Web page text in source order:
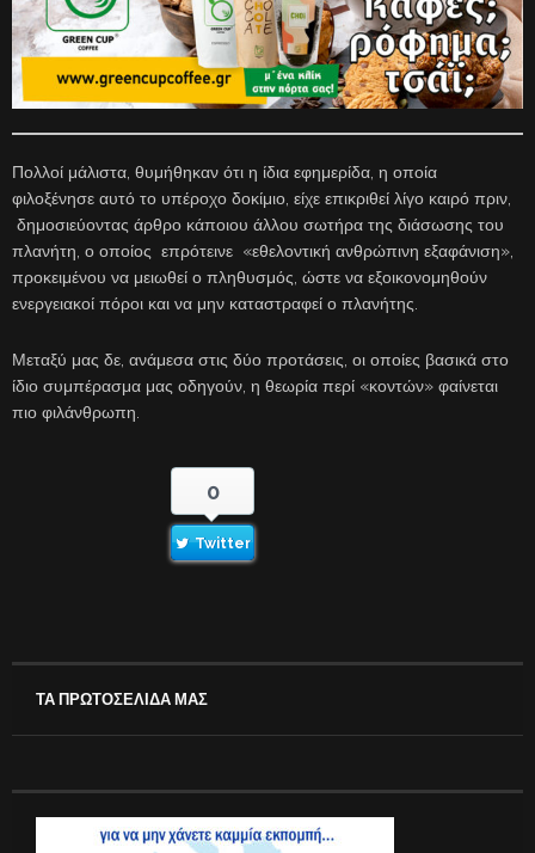
Πολλοί μάλιστα, θυμήθηκαν ότι η ίδια εφημερίδα, η οποία
φιλοξένησε αυτό το υπέροχο δοκίμιο, είχε επικριθεί λίγο καιρό πριν,
δημοσιεύοντας άρθρο κάποιου άλλου σωτήρα της διάσωσης του
πλανήτη, ο οποίος επρότεινε «εθελοντική ανθρώπινη εξαφάνιση»,
προκειμένου να μειωθεί ο πληθυσμός, ώστε να εξοικονομηθούν
ενεργειακοί πόροι και να μην καταστραφεί ο πλανήτης.
Μεταξύ μας δε, ανάμεσα στις δύο προτάσεις, οι οποίες βασικά στο
ίδιο συμπέρασμα μας οδηγούν, η θεωρία περί «κοντών» φαίνεται
πιο φιλάνθρωπη.
0
Twitter
ΤΑ ΠΡΩΤΟΣΕΛΙΔΑ ΜΑΣ